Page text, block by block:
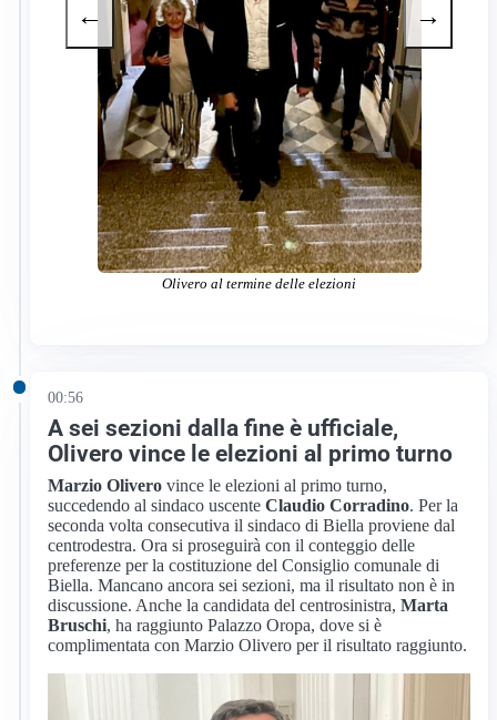
Olivero al termine delle elezioni
← →
00:56
A sei sezioni dalla fine è ufficiale,
Olivero vince le elezioni al primo turno
Marzio Olivero vince le elezioni al primo turno,
succedendo al sindaco uscenteClaudio Corradino. Per la
seconda volta consecutiva il sindaco di Biella proviene dal
centrodestra. Ora si proseguirà con il conteggio delle
preferenze per la costituzione del Consiglio comunale di
Biella. Mancano ancora sei sezioni, ma il risultato non è in
discussione. Anche la candidata del centrosinistra,Marta
Bruschi, ha raggiunto Palazzo Oropa, dove si è
complimentata con Marzio Olivero per il risultato raggiunto.